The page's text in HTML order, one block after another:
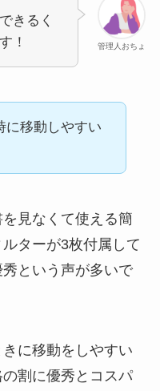
管理人おちょ
きるく
！
に移動しやすい
見なくて使える簡
ターが3枚付属して
という声が多いで
に移動をしやすい
割に優秀とコスパ